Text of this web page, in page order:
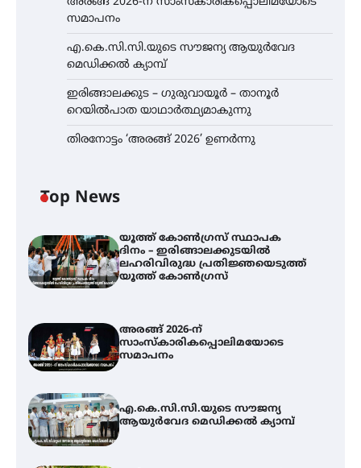
സമാപനം
എ.കെ.സി.സി.യുടെ സൗജന്യ ആയുർവേദ
മെഡിക്കൽ ക്യാമ്പ്
ഇരിങ്ങാലക്കുട – ഗുരുവായൂർ – താനൂർ
റെയിൽപാത യാഥാർത്ഥ്യമാകുന്നു
തിരനോട്ടം ‘അരങ്ങ് 2026’ ഉണർന്നു
Top News
യൂത്ത് കോൺഗ്രസ്‌ സ്ഥാപക
ദിനം – ഇരിങ്ങാലക്കുടയിൽ
ലഹരിവിരുദ്ധ പ്രതിജ്ഞയെടുത്ത്
യൂത്ത് കോൺഗ്രസ്
അരങ്ങ് 2026-ന്
സാംസ്കാരികപ്പൊലിമയോടെ
സമാപനം
എ.കെ.സി.സി.യുടെ സൗജന്യ
ആയുർവേദ മെഡിക്കൽ ക്യാമ്പ്